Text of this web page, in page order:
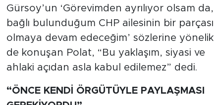
Gürsoy’un ‘Görevimden ayrılıyor olsam da,
bağlı bulunduğum CHP ailesinin bir parçası
olmaya devam edeceğim’ sözlerine yönelik
de konuşan Polat, “Bu yaklaşım, siyasi ve
ahlaki açıdan asla kabul edilemez” dedi.
“ÖNCE KENDİ ÖRGÜTÜYLE PAYLAŞMASI